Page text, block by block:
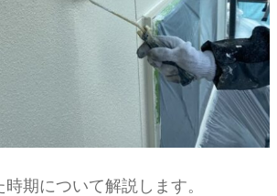
期について解説します。